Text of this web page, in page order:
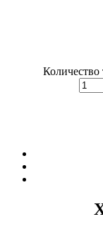
Количество